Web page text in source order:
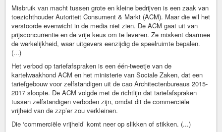
Misbruik van macht tussen grote en kleine bedrijven is een zaak van
toezichthouder Autoriteit Consument & Markt (ACM). Maar die wil het
verstoorde evenwicht in de media niet zien. De ACM gaat uit van
prijsconcurrentie en de vrije keus om te leveren. Ze miskent daarmee
de werkelijkheid, waar uitgevers eenzijdig de speelruimte bepalen.
(...)
Het verbod op tariefafspraken is een één-tweetje van de
kartelwaakhond ACM en het ministerie van Sociale Zaken, dat een
tariefgebouw voor zelfstandigen uit de cao Architectenbureaus 2015-
2017 sloopte. De ACM volgde met de richtlijn dat tariefafspraken
tussen zelfstandigen verboden zijn, omdat dit de commerciële
vrijheid van de zzp’er zou verkleinen.
Die ‘commerciële vrijheid’ komt neer op slikken of stikken. (...)